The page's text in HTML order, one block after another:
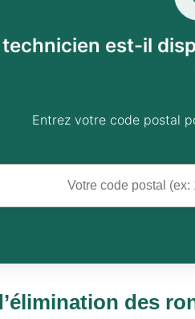
technicien est-il
Entrez votre code postal
des